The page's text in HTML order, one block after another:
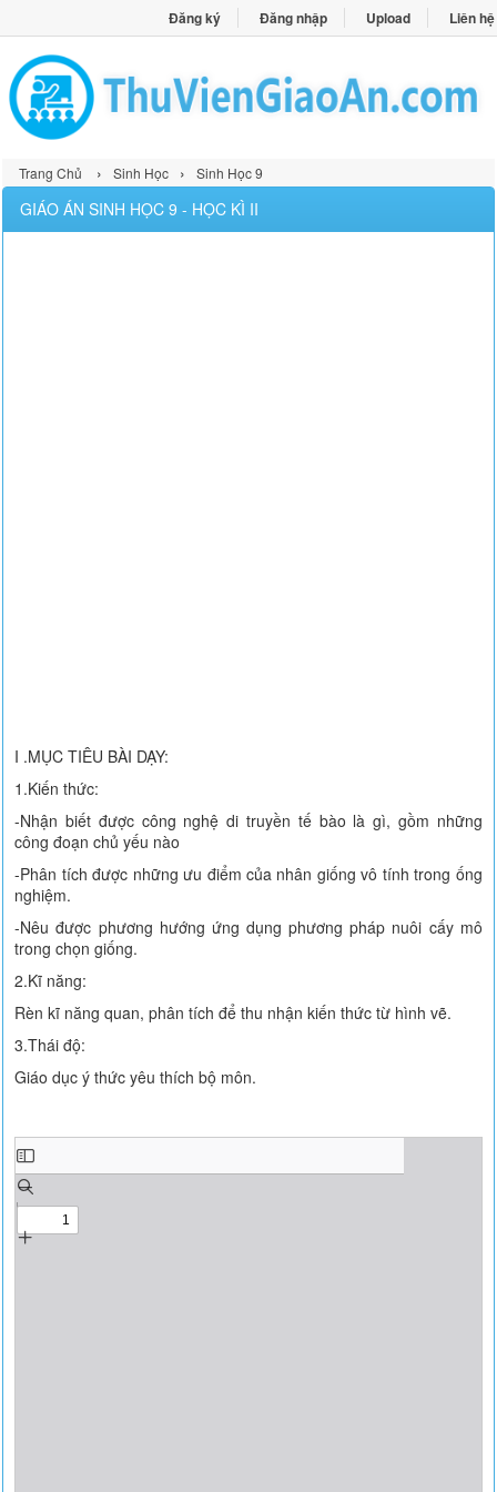
Đăng ký Đăng nhập Upload Liên hệ
Trang Chủ › Sinh Học › Sinh Học 9
GIÁO ÁN SINH HỌC 9 - HỌC KÌ II
I .MỤC TIÊU BÀI DẠY:
1.Kiến thức:
-Nhận biết được công nghệ di truyền tế bào là gì, gồm những
công đoạn chủ yếu nào
-Phân tích được những ưu điểm của nhân giống vô tính trong ống
nghiệm.
-Nêu được phương hướng ứng dụng phương pháp nuôi cấy mô
trong chọn giống.
2.Kĩ năng:
Rèn kĩ năng quan, phân tích để thu nhận kiến thức từ hình vẽ.
3.Thái độ:
Giáo dục ý thức yêu thích bộ môn.